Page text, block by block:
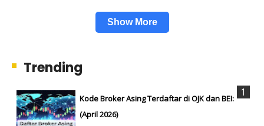
Show More
Trending
Kode Broker Asing Terdaftar di OJK dan BEI:
(April 2026)